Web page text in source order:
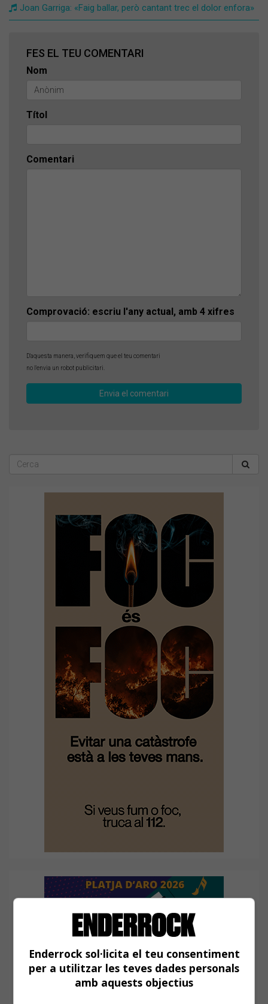
Joan Garriga: «Faig ballar, però cantant trec el dolor enfora»
FES EL TEU COMENTARI
Nom
Títol
Comentari
Comprovació: escriu l'any actual, amb 4 xifres
D'aquesta manera, verifiquem que el teu comentari
no l'envia un robot publicitari.
Enderrock sol·licita el teu consentiment
per a utilitzar les teves dades personals
amb aquests objectius